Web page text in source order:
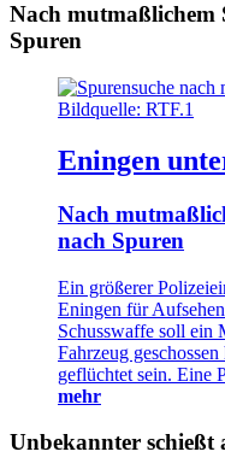
Nach mutmaßlichem
Spuren
Eningen
Nach
nach Spuren
Ein größerer
Eningen für
Schusswaffe soll ein
Fahrzeug
geflüchtet sein. Eine
mehr
Unbekannter schießt